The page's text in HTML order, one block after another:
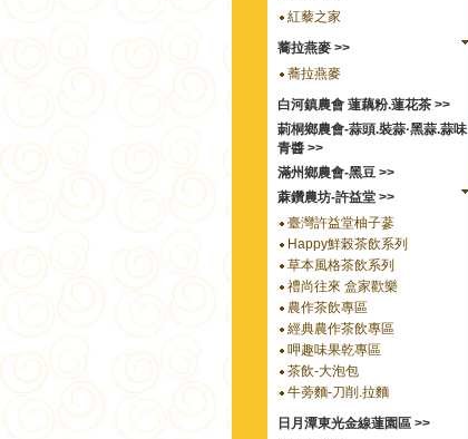
紅藜之家
蕎拉燕麥 >>
蕎拉燕麥
白河鎮農會 蓮藕粉.蓮花茶 >>
莿桐鄉農會-蒜頭.裝蒜·黑蒜.蒜味
青醬 >>
滿州鄉農會-黑豆 >>
蔴鑽農坊-許益堂 >>
臺灣許益堂柚子蔘
Happy鮮榖茶飲系列
草本風格茶飲系列
禮尚往來 盒家歡樂
農作茶飲專區
經典農作茶飲專區
呷趣味果乾專區
茶飲-大泡包
牛蒡麵-刀削.拉麵
日月潭東光金線蓮園區 >>